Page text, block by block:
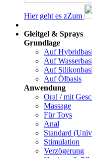
Hier geht es zZum
Gleitgel & Sprays
Grundlage
Auf
Auf
Auf
Auf Ölbasis
Anwendung
Oral / mit
Massage
Für Toys
Anal
Standard
Stimulation
Verzögerung